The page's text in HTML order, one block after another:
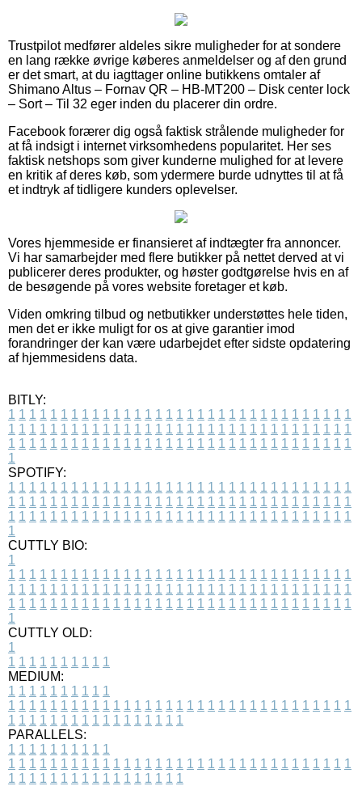
Trustpilot medfører aldeles sikre muligheder for at sondere
en lang række øvrige køberes anmeldelser og af den grund
er det smart, at du iagttager online butikkens omtaler af
Shimano Altus – Fornav QR – HB-MT200 – Disk center lock
– Sort – Til 32 eger inden du placerer din ordre.
Facebook forærer dig også faktisk strålende muligheder for
at få indsigt i internet virksomhedens popularitet. Her ses
faktisk netshops som giver kunderne mulighed for at levere
en kritik af deres køb, som ydermere burde udnyttes til at få
et indtryk af tidligere kunders oplevelser.
Vores hjemmeside er finansieret af indtægter fra annoncer.
Vi har samarbejder med flere butikker på nettet derved at vi
publicerer deres produkter, og høster godtgørelse hvis en af
de besøgende på vores website foretager et køb.
Viden omkring tilbud og netbutikker understøttes hele tiden,
men det er ikke muligt for os at give garantier imod
forandringer der kan være udarbejdet efter sidste opdatering
af hjemmesidens data.
BITLY:
1 1 1 1 1 1 1 1 1 1 1 1 1 1 1 1 1 1 1 1 1 1 1 1 1 1 1 1 1 1 1 1 1
1 1 1 1 1 1 1 1 1 1 1 1 1 1 1 1 1 1 1 1 1 1 1 1 1 1 1 1 1 1 1 1 1
1 1 1 1 1 1 1 1 1 1 1 1 1 1 1 1 1 1 1 1 1 1 1 1 1 1 1 1 1 1 1 1 1
1
SPOTIFY:
1 1 1 1 1 1 1 1 1 1 1 1 1 1 1 1 1 1 1 1 1 1 1 1 1 1 1 1 1 1 1 1 1
1 1 1 1 1 1 1 1 1 1 1 1 1 1 1 1 1 1 1 1 1 1 1 1 1 1 1 1 1 1 1 1 1
1 1 1 1 1 1 1 1 1 1 1 1 1 1 1 1 1 1 1 1 1 1 1 1 1 1 1 1 1 1 1 1 1
1
CUTTLY BIO:
1
1 1 1 1 1 1 1 1 1 1 1 1 1 1 1 1 1 1 1 1 1 1 1 1 1 1 1 1 1 1 1 1 1
1 1 1 1 1 1 1 1 1 1 1 1 1 1 1 1 1 1 1 1 1 1 1 1 1 1 1 1 1 1 1 1 1
1 1 1 1 1 1 1 1 1 1 1 1 1 1 1 1 1 1 1 1 1 1 1 1 1 1 1 1 1 1 1 1 1
1
CUTTLY OLD:
1
1 1 1 1 1 1 1 1 1 1
MEDIUM:
1 1 1 1 1 1 1 1 1 1
1 1 1 1 1 1 1 1 1 1 1 1 1 1 1 1 1 1 1 1 1 1 1 1 1 1 1 1 1 1 1 1 1
1 1 1 1 1 1 1 1 1 1 1 1 1 1 1 1 1
PARALLELS:
1 1 1 1 1 1 1 1 1 1
1 1 1 1 1 1 1 1 1 1 1 1 1 1 1 1 1 1 1 1 1 1 1 1 1 1 1 1 1 1 1 1 1
1 1 1 1 1 1 1 1 1 1 1 1 1 1 1 1 1